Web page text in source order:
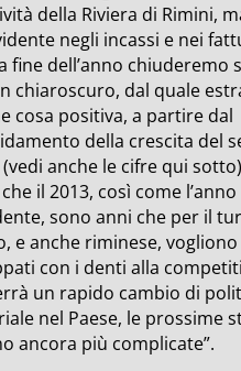
della Riviera di Rimini,
negli incassi e nei
fine dell’anno chiuderemo
chiaroscuro, dal quale
cosa positiva, a partire dal
della crescita del
anche le cifre qui
il 2013, così come l’anno
sono anni che per il
e anche riminese,
con i denti alla
un rapido cambio di
nel Paese, le prossime
ancora più complicate”.